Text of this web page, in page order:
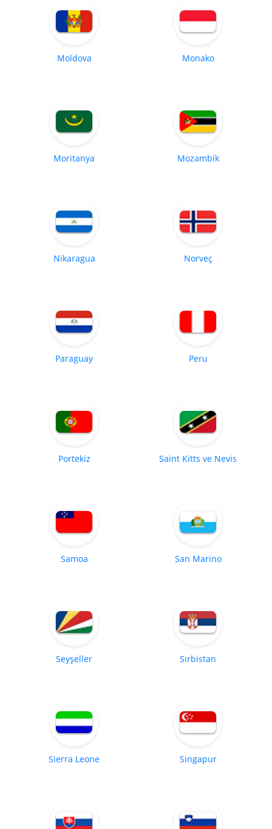
Moldova Monako
Moritanya Mozambik
Nikaragua Norveç
Paraguay Peru
Portekiz Saint Kitts ve Nevis
Samoa San Marino
Seyşeller Sırbistan
Sierra Leone Singapur